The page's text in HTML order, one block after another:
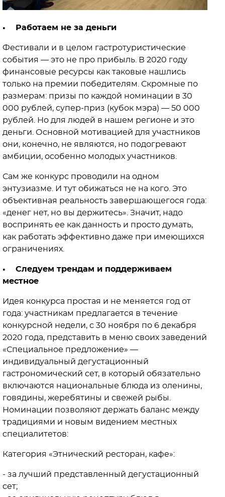
• Работаем не за деньги
Фестивали и в целом гастротуристические
события — это не про прибыль. В 2020 году
финансовые ресурсы как таковые нашлись
только на премии победителям. Скромные по
размерам: призы по каждой номинации в 30
000 рублей, супер-приз (кубок мэра) — 50 000
рублей. Но для людей в нашем регионе и это
деньги. Основной мотивацией для участников
они, конечно, не являются, но подогревают
амбиции, особенно молодых участников.
Сам же конкурс проводили на одном
энтузиазме. И тут обижаться не на кого. Это
объективная реальность завершающегося года:
«денег нет, но вы держитесь». Значит, надо
воспринять ее как данность и просто думать,
как работать эффективно даже при имеющихся
ограничениях.
• Следуем трендам и поддерживаем
местное
Идея конкурса простая и не меняется год от
года: участникам предлагается в течение
конкурсной недели, с 30 ноября по 6 декабря
2020 года, представить в меню своих заведений
«Специальное предложение» —
индивидуальный дегустационный
гастрономический сет, в который обязательно
включаются национальные блюда из оленины,
говядины, жеребятины и свежей рыбы.
Номинации позволяют держать баланс между
традициями и новым видением местных
специалитетов:
Категория «Этнический ресторан, кафе»:
- за лучший представленный дегустационный
сет;